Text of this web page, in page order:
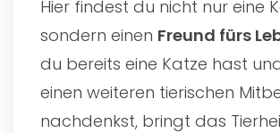
Hier findest du nicht nur eine
sondern einen Freund fürs
du bereits eine Katze hast
einen weiteren tierischen
nachdenkst, bringt das